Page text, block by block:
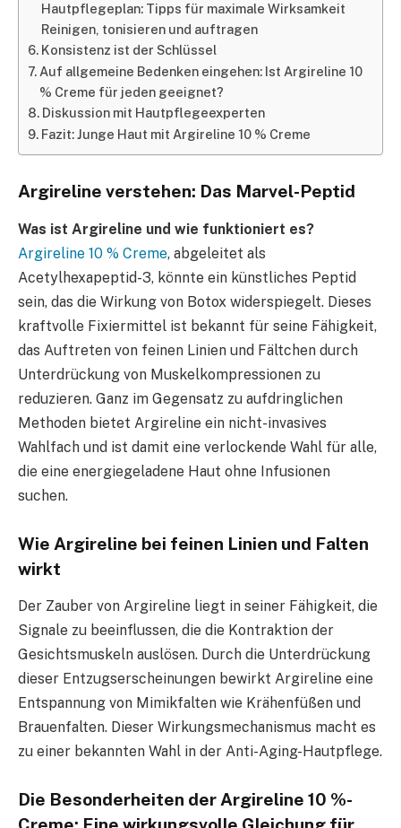
Hautpflegeplan: Tipps für maximale Wirksamkeit
Reinigen, tonisieren und auftragen
Konsistenz ist der Schlüssel
Auf allgemeine Bedenken eingehen: Ist Argireline 10
% Creme für jeden geeignet?
Diskussion mit Hautpflegeexperten
Fazit: Junge Haut mit Argireline 10 % Creme
Argireline verstehen: Das Marvel-Peptid
Was ist Argireline und wie funktioniert es?
Argireline 10 % Creme, abgeleitet als
Acetylhexapeptid-3, könnte ein künstliches Peptid
sein, das die Wirkung von Botox widerspiegelt. Dieses
kraftvolle Fixiermittel ist bekannt für seine Fähigkeit,
das Auftreten von feinen Linien und Fältchen durch
Unterdrückung von Muskelkompressionen zu
reduzieren. Ganz im Gegensatz zu aufdringlichen
Methoden bietet Argireline ein nicht-invasives
Wahlfach und ist damit eine verlockende Wahl für alle,
die eine energiegeladene Haut ohne Infusionen
suchen.
Wie Argireline bei feinen Linien und Falten
wirkt
Der Zauber von Argireline liegt in seiner Fähigkeit, die
Signale zu beeinflussen, die die Kontraktion der
Gesichtsmuskeln auslösen. Durch die Unterdrückung
dieser Entzugserscheinungen bewirkt Argireline eine
Entspannung von Mimikfalten wie Krähenfüßen und
Brauenfalten. Dieser Wirkungsmechanismus macht es
zu einer bekannten Wahl in der Anti-Aging-Hautpflege.
Die Besonderheiten der Argireline 10 %-